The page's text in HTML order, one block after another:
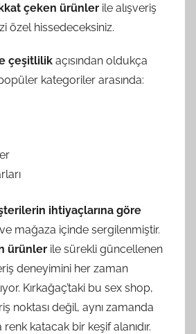
çeken ürünler ile alışveriş
özel hissedeceksiniz.
çeşitlilik açısından oldukça
kategoriler arasında:
ihtiyaçlarına göre
ve mağaza içinde sergilenmiştir.
ürünler ile sürekli güncellenen
deneyimini her zaman
Kırkağaç’taki bu sex shop,
noktası değil, aynı zamanda
renk katacak bir keşif alanıdır.